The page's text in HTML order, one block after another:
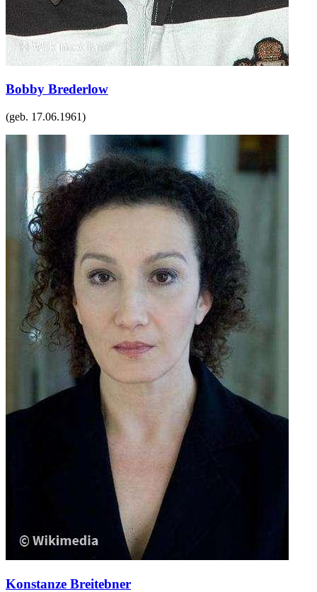
Bobby Brederlow
(geb. 17.06.1961)
Konstanze Breitebner